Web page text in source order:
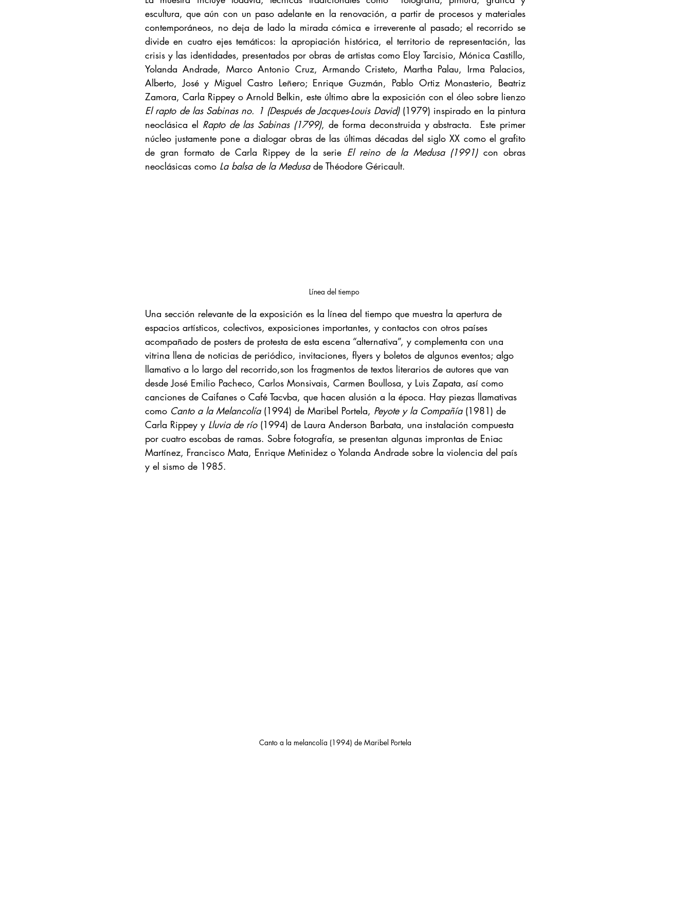
escultura, que aún con un paso adelante en la renovación, a partir de procesos y materiales
contemporáneos, no deja de lado la mirada cómica e irreverente al pasado; el recorrido se
divide en cuatro ejes temáticos: la apropiación histórica, el territorio de representación, las
crisis y las identidades, presentados por obras de artistas como Eloy Tarcisio, Mónica Castillo,
Yolanda Andrade, Marco Antonio Cruz, Armando Cristeto, Martha Palau, Irma Palacios,
Alberto, José y Miguel Castro Leñero; Enrique Guzmán, Pablo Ortiz Monasterio, Beatriz
El rapto de las Sabinas no. 1 (Después de Jacques-Louis David) (1979) inspirado en la pintura
neoclásica el Rapto de las Sabinas (1799), de forma deconstruida y abstracta.  Este primer
núcleo justamente pone a dialogar obras de las últimas décadas del siglo XX como el grafito
de gran formato de Carla Rippey de la serie El reino de la Medusa (1991) con obras
neoclásicas como La balsa de la Medusa de Théodore Géricault.
Línea del tiempo
Una sección relevante de la exposición es la línea del tiempo que muestra la apertura de
espacios artísticos, colectivos, exposiciones importantes, y contactos con otros países
acompañado de posters de protesta de esta escena “alternativa”, y complementa con una
vitrina llena de noticias de periódico, invitaciones, flyers y boletos de algunos eventos; algo
llamativo a lo largo del recorrido,son los fragmentos de textos literarios de autores que van
desde José Emilio Pacheco, Carlos Monsivais, Carmen Boullosa, y Luis Zapata, así como
canciones de Caifanes o Café Tacvba, que hacen alusión a la época. Hay piezas llamativas
como Canto a la Melancolía (1994) de Maribel Portela, Peyote y la Compañía (1981) de
Carla Rippey y Lluvia de río (1994) de Laura Anderson Barbata, una instalación compuesta
por cuatro escobas de ramas. Sobre fotografía, se presentan algunas improntas de Eniac
Martínez, Francisco Mata, Enrique Metinidez o Yolanda Andrade sobre la violencia del país
y el sismo de 1985.
Canto a la melancolía (1994) de Maribel Portela